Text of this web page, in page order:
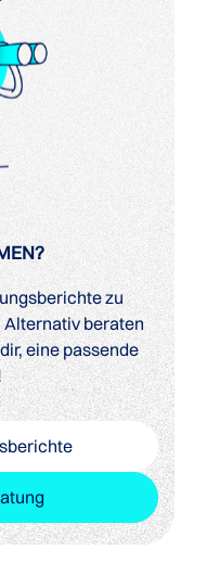
zu
beraten
eine passende